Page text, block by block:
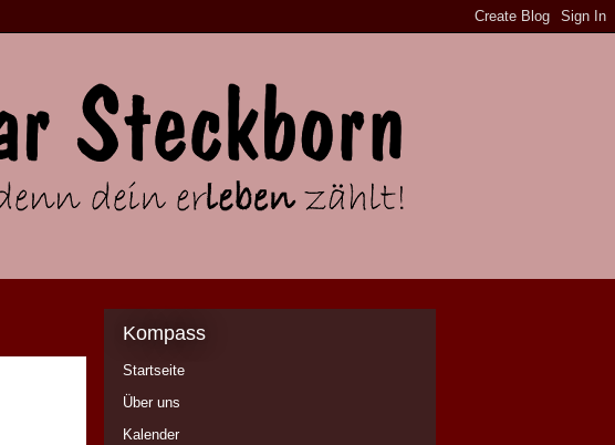
Kompass
Startseite
Über uns
Kalender